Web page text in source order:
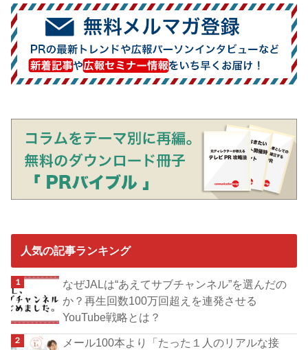
人気の記事ランキング
なぜJALは“あえてサブチャンネル”を選んだの
か？再生回数100万回超えを連発させる
YouTube戦略とは？
メール100本より「たった１人のリアルな接